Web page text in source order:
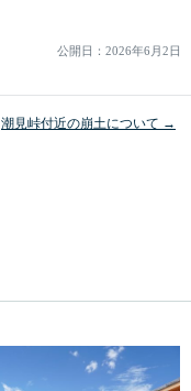
公開日：2026年6月2日
潮見峠付近の崩土について →